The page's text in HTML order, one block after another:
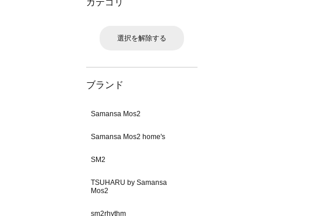
カテゴリ
選択を解除する
ブランド
Samansa Mos2
Samansa Mos2 home's
SM2
TSUHARU by Samansa
Mos2
sm2rhythm